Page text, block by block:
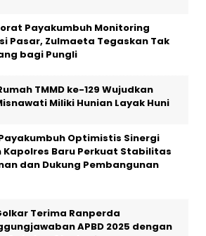
Payakumbuh Monitoring
Pasar, Zulmaeta Tegaskan Tak
bagi Pungli
TMMD ke-129 Wujudkan
Miliki Hunian Layak Huni
Optimistis Sinergi
Kapolres Baru Perkuat Stabilitas
dan Dukung Pembangunan
Terima Ranperda
APBD 2025 dengan